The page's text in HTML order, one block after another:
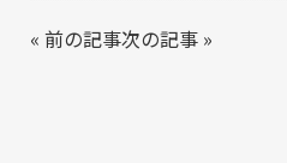
« 前の記事次の記事 »